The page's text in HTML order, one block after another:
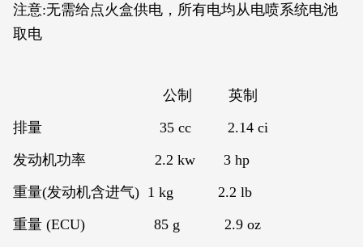
注意:无需给点火盒供电，所有电均从电喷系统电池
取电
公制 英制
排量 35 cc 2.14 ci
发动机功率 2.2 kw 3 hp
重量(发动机含进气) 1 kg 2.2 lb
重量 (ECU) 85 g 2.9 oz